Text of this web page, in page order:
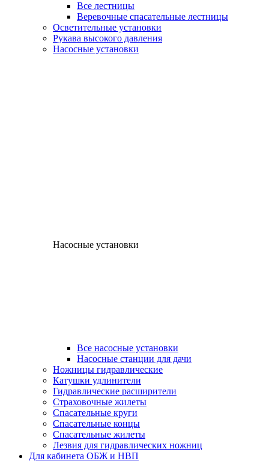
Все лестницы
Веревочные спасательные лестницы
Осветительные установки
Рукава высокого давления
Насосные установки
Насосные установки
Все насосные установки
Насосные станции для дачи
Ножницы гидравлические
Катушки удлинители
Гидравлические расширители
Страховочные жилеты
Спасательные круги
Спасательные концы
Спасательные жилеты
Лезвия для гидравлических ножниц
Для кабинета ОБЖ и НВП